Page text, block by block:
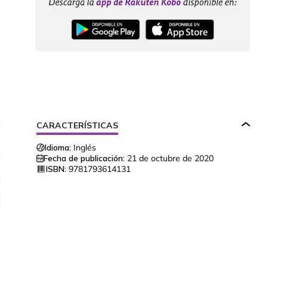
CARACTERÍSTICAS
Idioma: Inglés
Fecha de publicación: 21 de octubre de 2020
ISBN: 9781793614131